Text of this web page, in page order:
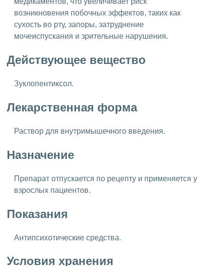
возникновения побочных эффектов, таких как
сухость во рту, запоры, затруднение
мочеиспускания и зрительные нарушения.
Действующее вещество
Зуклопентиксол.
Лекарственная форма
Раствор для внутримышечного введения.
Назначение
Препарат отпускается по рецепту и применяется у
взрослых пациентов.
Показания
Антипсихотические средства.
Условия хранения